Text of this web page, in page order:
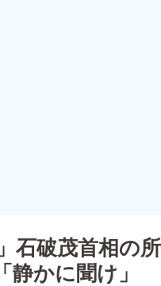
石破茂首相の
かに聞け」